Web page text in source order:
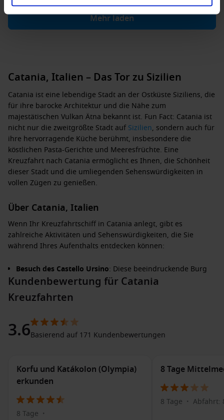
Mehr laden
Catania, Italien – Das Tor zu Sizilien
Catania ist eine lebendige Stadt an der Ostküste Siziliens, die
für ihre barocke Architektur und die Nähe zum
majestätischen Vulkan Ätna bekannt ist. Fun Fact: Catania ist
nicht nur die zweitgrößte Stadt auf Sizilien, sondern auch für
ihre hervorragende Küche berühmt, insbesondere die
köstlichen Pasta-Gerichte und Meeresfrüchte. Eine
Kreuzfahrt nach Catania ermöglicht es Ihnen, die Schönheit
dieser Stadt und die umliegenden Sehenswürdigkeiten in
vollen Zügen zu genießen.
Über Catania, Italien
Wenn Ihr Kreuzfahrtschiff in Catania anlegt, gibt es
zahlreiche Aktivitäten und Sehenswürdigkeiten, die Sie
während Ihres Aufenthalts entdecken können:
Besuch des Castello Ursino: Diese beeindruckende Burg
aus dem 13. Jahrhundert beherbergt ein Museum mit
Artefakten aus verschiedenen Epochen und bietet einen
herrlichen Blick auf die Stadt.
Erkundung der Piazza del Duomo
Plaza befindet sich die Kathedrale von Catania und die
berühmte Elefantenstatue, die das Symbol der Stadt ist.
ein Muss, um die lokale Kultur und frische Produkte zu
erleben. Hier gibt es auch zahlreiche Stände mit
köstlichem Streetfood.
Besichtigung des Teatro Massimo Bellini
: Eines der
bekanntesten Opernhäuser Italiens, das für seine Akustik
Kundenbewertung für Catania
Kreuzfahrten
3.6Basierend auf 171 Kundenbewertungen
Korfu und Katákolon (Olympia)
erkunden
8 Tage •
8 Tage
8 Tage • Abfahrt: